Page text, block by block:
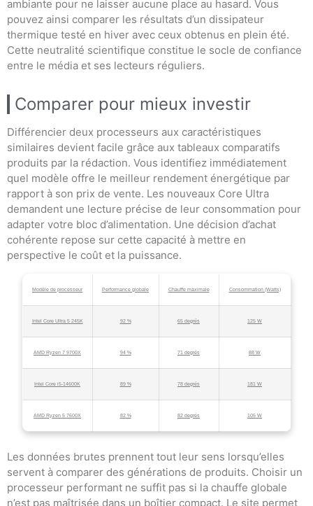
ambiante pour ne laisser aucune place au hasard. Vous
pouvez ainsi comparer les résultats d’un dissipateur
thermique testé en hiver avec ceux obtenus en plein été.
Cette neutralité scientifique constitue le socle de confiance
entre le média et ses lecteurs réguliers.
Comparer pour mieux investir
Différencier deux processeurs aux caractéristiques
similaires devient facile grâce aux tableaux comparatifs
produits par la rédaction. Vous identifiez immédiatement
quel modèle offre le meilleur rendement énergétique par
rapport à son prix de vente. Les nouveaux Core Ultra
demandent une lecture précise de leur consommation pour
adapter votre bloc d’alimentation. Une décision d’achat
cohérente repose sur cette capacité à mettre en
perspective le coût et la puissance.
Modèle de processeur Performance globale Chauffe maximale Consommation (Watts)
Intel Core Ultra 5 245K 92 % 65 degrés 125 W
AMD Ryzen 7 9700X 94 % 71 degrés 88 W
Intel Core i5-14600K 89 % 78 degrés 181 W
AMD Ryzen 5 7600X 82 % 82 degrés 105 W
Les données brutes prennent tout leur sens lorsqu’elles
servent à comparer des générations de produits. Choisir un
processeur performant ne suffit pas si la chauffe globale
n’est pas maîtrisée dans un boîtier compact. Le site permet